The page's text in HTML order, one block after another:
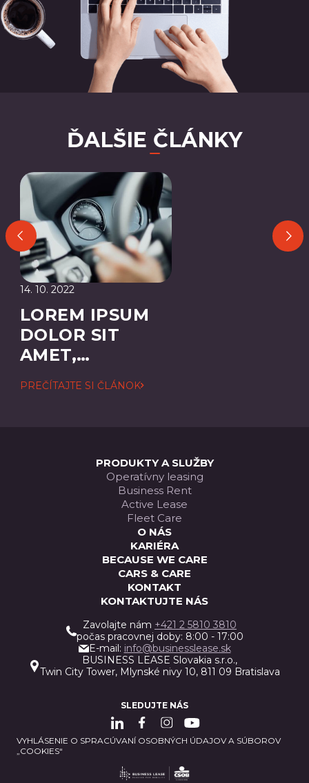
ĎALŠIE ČLÁNKY
14. 10. 2022
LOREM IPSUM
DOLOR SIT
AMET,
CONSECTETUER
ADIPISCING
PREČÍTAJTE SI ČLÁNOK
PRODUKTY A SLUŽBY
Operatívny leasing
Business Rent
Active Lease
Fleet Care
O NÁS
KARIÉRA
BECAUSE WE CARE
CARS & CARE
KONTAKT
KONTAKTUJTE NÁS
Zavolajte nám +421 2 5810 3810
počas pracovnej doby: 8:00 - 17:00
E-mail: info@businesslease.sk
BUSINESS LEASE Slovakia s.r.o.,
Twin City Tower, Mlynské nivy 10, 811 09 Bratislava
SLEDUJTE NÁS
VYHLÁSENIE O SPRACÚVANÍ OSOBNÝCH ÚDAJOV A SÚBOROV
„COOKIES“